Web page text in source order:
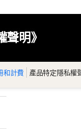
聲明》
和計費 產品特定隱私權